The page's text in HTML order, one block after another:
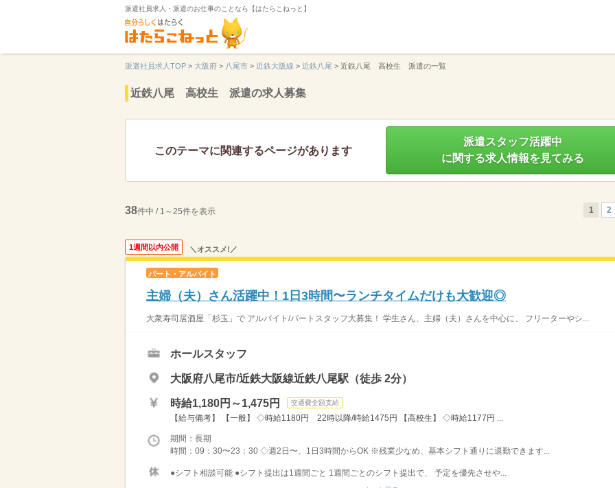
派遣社員求人・派遣のお仕事のことなら【はたらこねっと】
派遣社員求人TOP > 大阪府 > 八尾市 > 近鉄大阪線 > 近鉄八尾 > 近鉄八尾 高校生 派遣の一覧
近鉄八尾 高校生 派遣の求人募集
このテーマに関連するページがあります
派遣スタッフ活躍中
に関する求人情報を見てみる
38件中 / 1～25件を表示 1 2
1週間以内公開 ＼オススメ!／
パート・アルバイト
主婦（夫）さん活躍中！1日3時間〜ランチタイムだけも大歓迎◎
大衆寿司居酒屋「杉玉」で アルバイト/パートスタッフ大募集！ 学生さん、主婦（夫）さんを中心に、 フリーターやシ...
ホールスタッフ
大阪府八尾市/近鉄大阪線近鉄八尾駅（徒歩 2分）
時給1,180円～1,475円 交通費全額支給
【給与備考】 【一般】 ◇時給1180円 22時以降/時給1475円 【高校生】 ◇時給1177円 ...
期間：長期
時間：09：30〜23：30 ◇週2日〜、1日3時間からOK ※残業少なめ、基本シフト通りに退勤できます...
●シフト相談可能 ●シフト提出は1週間ごと 1週間ごとのシフト提出で、 予定を優先させや...